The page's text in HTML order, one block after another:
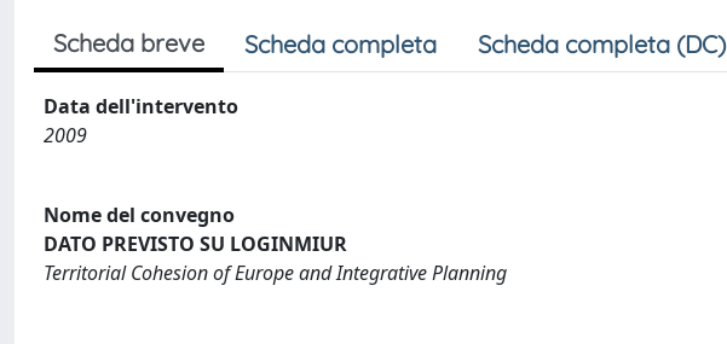
Scheda breve Scheda completa Scheda completa (DC)
Data dell'intervento
2009
Nome del convegno
DATO PREVISTO SU LOGINMIUR
Territorial Cohesion of Europe and Integrative Planning